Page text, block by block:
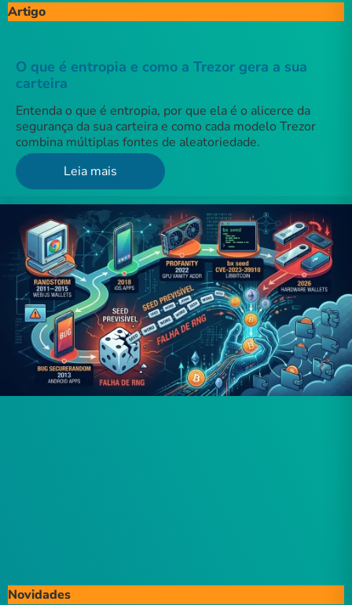
Artigo
O que é entropia e como a Trezor gera a sua
carteira
Entenda o que é entropia, por que ela é o alicerce da
segurança da sua carteira e como cada modelo Trezor
combina múltiplas fontes de aleatoriedade.
Leia mais
Novidades